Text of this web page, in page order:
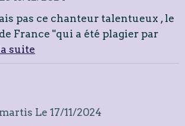
pas ce chanteur talentueux , le
France "qui a été plagier par
suite
Le 17/11/2024